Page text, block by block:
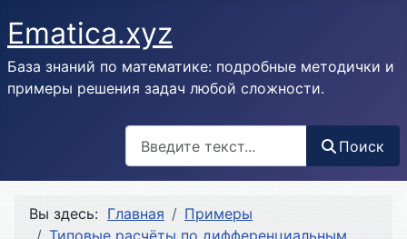
Ematica.xyz
База знаний по математике: подробные методички и
примеры решения задач любой сложности.
Поиск
Вы здесь: Главная
Примеры